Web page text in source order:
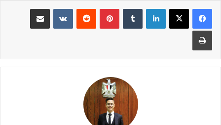
لينكدإن بينتيريست
طباعة